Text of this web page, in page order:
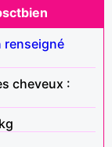
renseigné
cheveux :